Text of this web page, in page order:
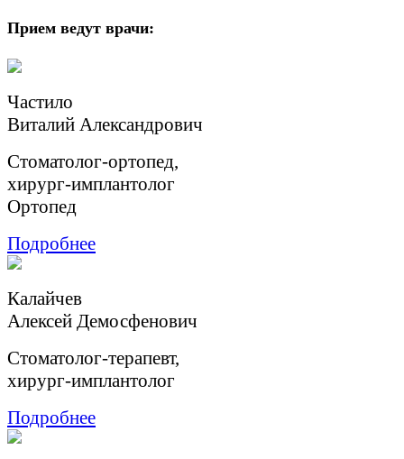
Прием ведут врачи:
Частило
Виталий Александрович
Стоматолог-ортопед,
хирург-имплантолог
Ортопед
Подробнее
Калайчев
Aлексей Демосфенович
Cтоматолог-терапевт,
хирург-имплантолог
Подробнее